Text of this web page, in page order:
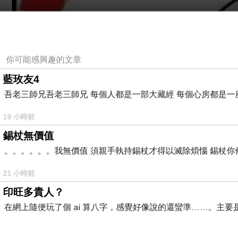
你可能感興趣的文章
藍玫友4
吾老三師兄吾老三師兄 每個人都是一部大藏經 每個心房都是
19 小時前
錫杖無價值
。。。。。。我無價值 須親手執持錫杖才得以滅除煩惱 錫杖
21 小時前
印旺多貴人？
在網上隨便玩了個 ai 算八字，感覺好像說的還蠻準……。主